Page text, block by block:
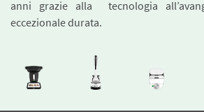
anni grazie alla tecnologia
eccezionale durata.